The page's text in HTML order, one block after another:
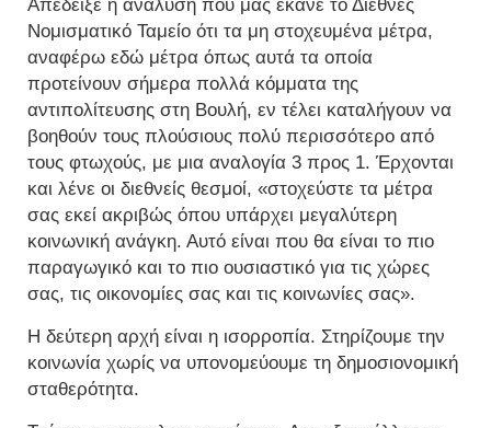
Απέδειξε η ανάλυση που μας έκανε το Διεθνές
Νομισματικό Ταμείο ότι τα μη στοχευμένα μέτρα,
αναφέρω εδώ μέτρα όπως αυτά τα οποία
προτείνουν σήμερα πολλά κόμματα της
αντιπολίτευσης στη Βουλή, εν τέλει καταλήγουν να
βοηθούν τους πλούσιους πολύ περισσότερο από
τους φτωχούς, με μια αναλογία 3 προς 1. Έρχονται
και λένε οι διεθνείς θεσμοί, «στοχεύστε τα μέτρα
σας εκεί ακριβώς όπου υπάρχει μεγαλύτερη
κοινωνική ανάγκη. Αυτό είναι που θα είναι το πιο
παραγωγικό και το πιο ουσιαστικό για τις χώρες
σας, τις οικονομίες σας και τις κοινωνίες σας».
Η δεύτερη αρχή είναι η ισορροπία. Στηρίζουμε την
κοινωνία χωρίς να υπονομεύουμε τη δημοσιονομική
σταθερότητα.